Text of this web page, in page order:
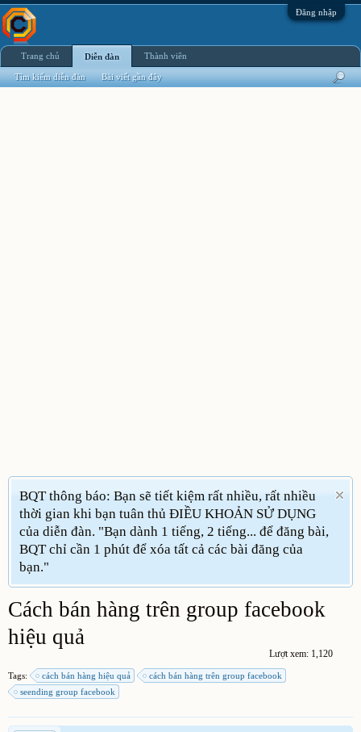
Đăng nhập
BQT thông báo: Bạn sẽ tiết kiệm rất nhiều, rất nhiều
thời gian khi bạn tuân thủ ĐIỀU KHOẢN SỬ DỤNG
của diễn đàn. "Bạn dành 1 tiếng, 2 tiếng... để đăng bài,
BQT chỉ cần 1 phút để xóa tất cả các bài đăng của
bạn."
Cách bán hàng trên group facebook
hiệu quả
Lượt xem: 1,120
Tags: cách bán hàng hiệu quả
cách bán hàng trên group facebook
seending group facebook
Trang chủ Diễn đàn
Tìm kiếm diễn đàn Bài viết gần đây
Thành viên